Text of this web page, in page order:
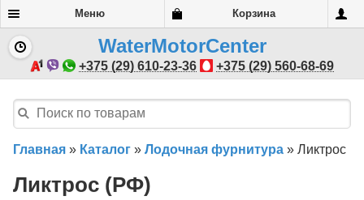
Меню Корзина
WaterMotorCenter
+375 (29) 610-23-36 +375 (29) 560-68-69
Главная » Каталог » Лодочная фурнитура » Ликтрос
Ликтрос (РФ)